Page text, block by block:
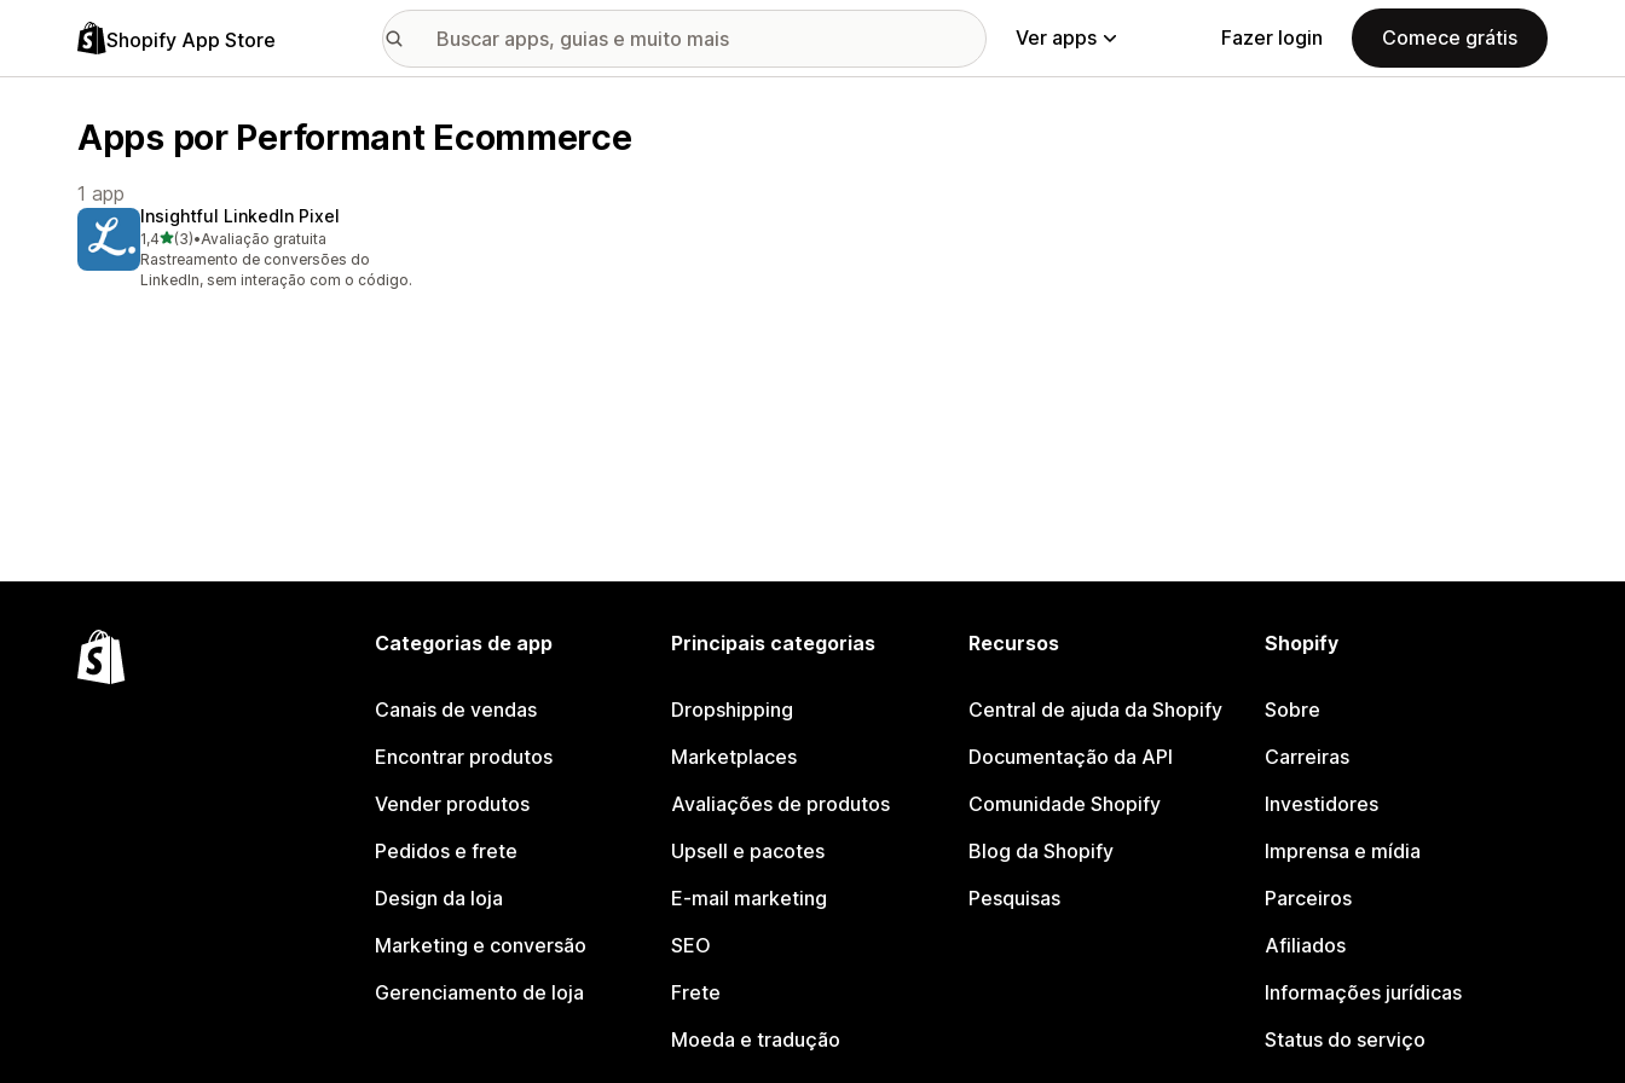
Shopify App Store Ver apps Fazer login Comece grátis
Apps por Performant Ecommerce
1 app
Insightful LinkedIn Pixel
1,4de 5 estrelas
(3)
3 avaliações ao todo
•Avaliação gratuita
Rastreamento de conversões do
LinkedIn, sem interação com o código.
Categorias de app
Canais de vendas
Encontrar produtos
Vender produtos
Pedidos e frete
Design da loja
Marketing e conversão
Gerenciamento de loja
Principais categorias
Dropshipping
Marketplaces
Avaliações de produtos
Upsell e pacotes
E-mail marketing
SEO
Frete
Moeda e tradução
Recursos
Central de ajuda da Shopify
Documentação da API
Comunidade Shopify
Blog da Shopify
Pesquisas
Shopify
Sobre
Carreiras
Investidores
Imprensa e mídia
Parceiros
Afiliados
Informações jurídicas
Status do serviço